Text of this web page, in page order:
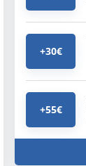
+30€
+55€